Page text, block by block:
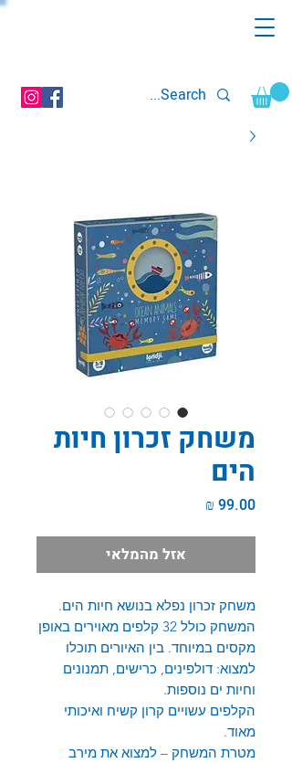
משחק זכרון חיות
הים
אזל מהמלאי
משחק זכרון נפלא בנושא חיות הים.
המשחק כולל 32 קלפים מאוירים באופן
מקסים במיוחד. בין האיורים תוכלו
למצוא: דולפינים, כרישים, תמנונים
וחיות ים נוספות.
הקלפים עשויים קרון קשיח ואיכותי
מאוד.
מטרת המשחק – למצוא את מירב